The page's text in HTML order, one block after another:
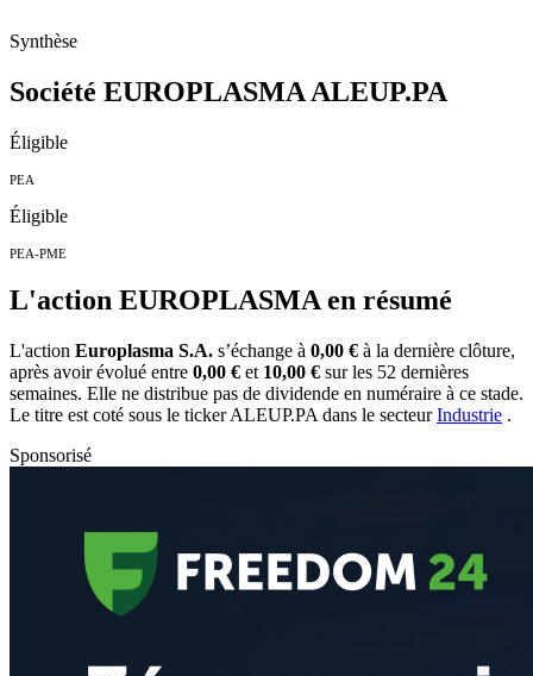
Synthèse
Société EUROPLASMA ALEUP.PA
Éligible
PEA
Éligible
PEA-PME
L'action EUROPLASMA en résumé
L'action Europlasma S.A. s’échange à 0,00 € à la dernière clôture,
après avoir évolué entre 0,00 € et 10,00 € sur les 52 dernières
semaines. Elle ne distribue pas de dividende en numéraire à ce stade.
Le titre est coté sous le tickerALEUP.PA dans le secteurIndustrie .
Sponsorisé